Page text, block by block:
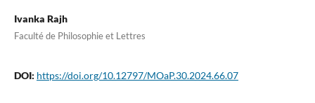
Ivanka Rajh
Faculté de Philosophie et Lettres
DOI: https://doi.org/10.12797/MOaP.30.2024.66.07